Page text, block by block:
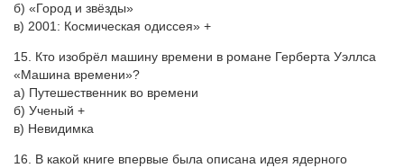
б) «Город и звёзды»
в) 2001: Космическая одиссея» +
15. Кто изобрёл машину времени в романе Герберта Уэллса
«Машина времени»?
а) Путешественник во времени
б) Ученый +
в) Невидимка
16. В какой книге впервые была описана идея ядерного